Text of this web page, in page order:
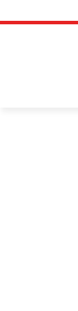
Skip